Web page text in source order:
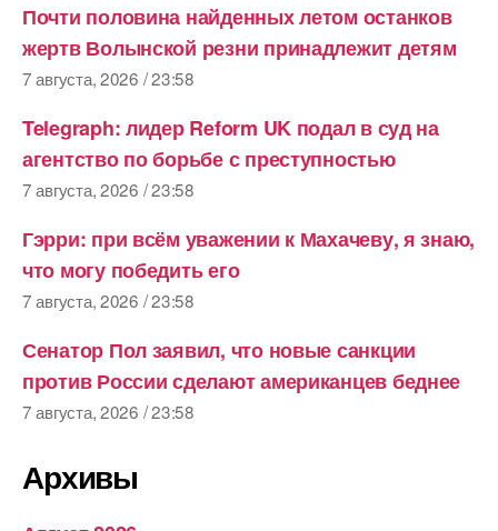
Почти половина найденных летом останков
жертв Волынской резни принадлежит детям
7 августа, 2026 / 23:58
Telegraph: лидер Reform UK подал в суд на
агентство по борьбе с преступностью
7 августа, 2026 / 23:58
Гэрри: при всём уважении к Махачеву, я знаю,
что могу победить его
7 августа, 2026 / 23:58
Сенатор Пол заявил, что новые санкции
против России сделают американцев беднее
7 августа, 2026 / 23:58
Архивы